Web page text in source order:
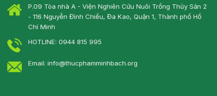
P.09 Tòa nhà A - Viện Nghiên Cứu Nuôi Trồng Thủy Sản 2
- 116 Nguyễn Đình Chiểu, Đa Kao, Quận 1, Thành phố Hồ
Chí Minh
HOTLINE: 0944 815 995
Email: info@thucphamminhbach.org